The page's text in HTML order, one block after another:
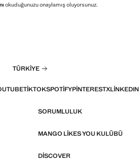
okuduğunuzu onaylamış oluyorsunuz.
TÜRKIYE
TIKTOKSPOTIFYPINTERESTXLINKEDIN
SORUMLULUK
MANGO LIKES YOU KULÜBÜ
DISCOVER